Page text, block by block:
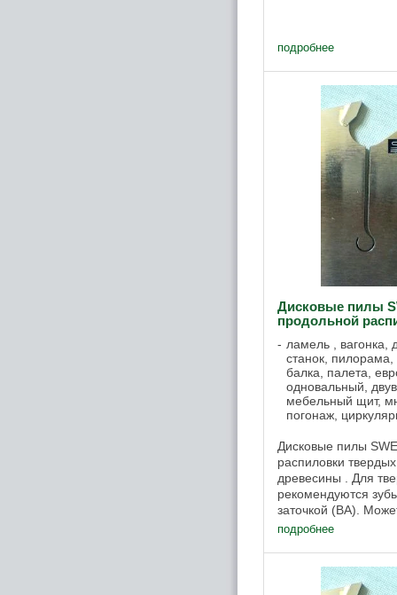
подробнее
Дисковые пилы
продольной
ламель , вагонка,
станок,
балка, палета,
одновальный,
мебельный щит,
погонаж,
Дисковые пилы
распиловки
древесины . Для
рекомендуются
заточкой (ВА).
распиловки
подробнее